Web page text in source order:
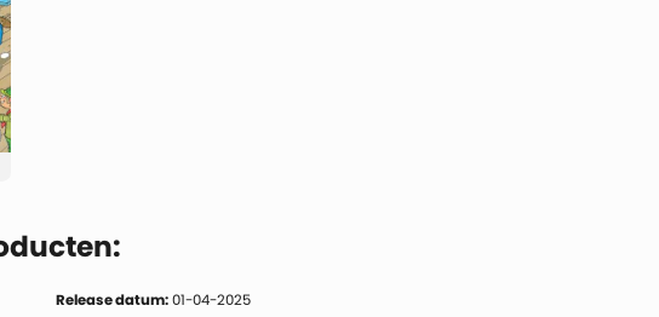
Release datum: 01-04-2025